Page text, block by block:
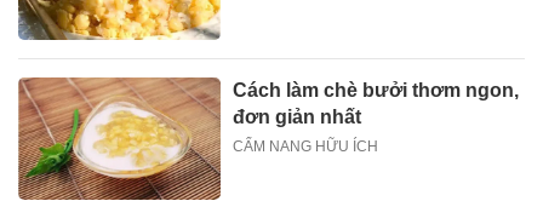
Cách làm chè bưởi thơm ngon,
đơn giản nhất
CẨM NANG HỮU ÍCH